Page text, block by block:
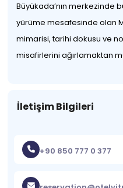
Büyükada’nın merkezinde
yürüme mesafesinde olan
mimarisi, tarihi dokusu ve
misafirlerini ağırlamaktan
İletişim Bilgileri
+90 850 777 0 377